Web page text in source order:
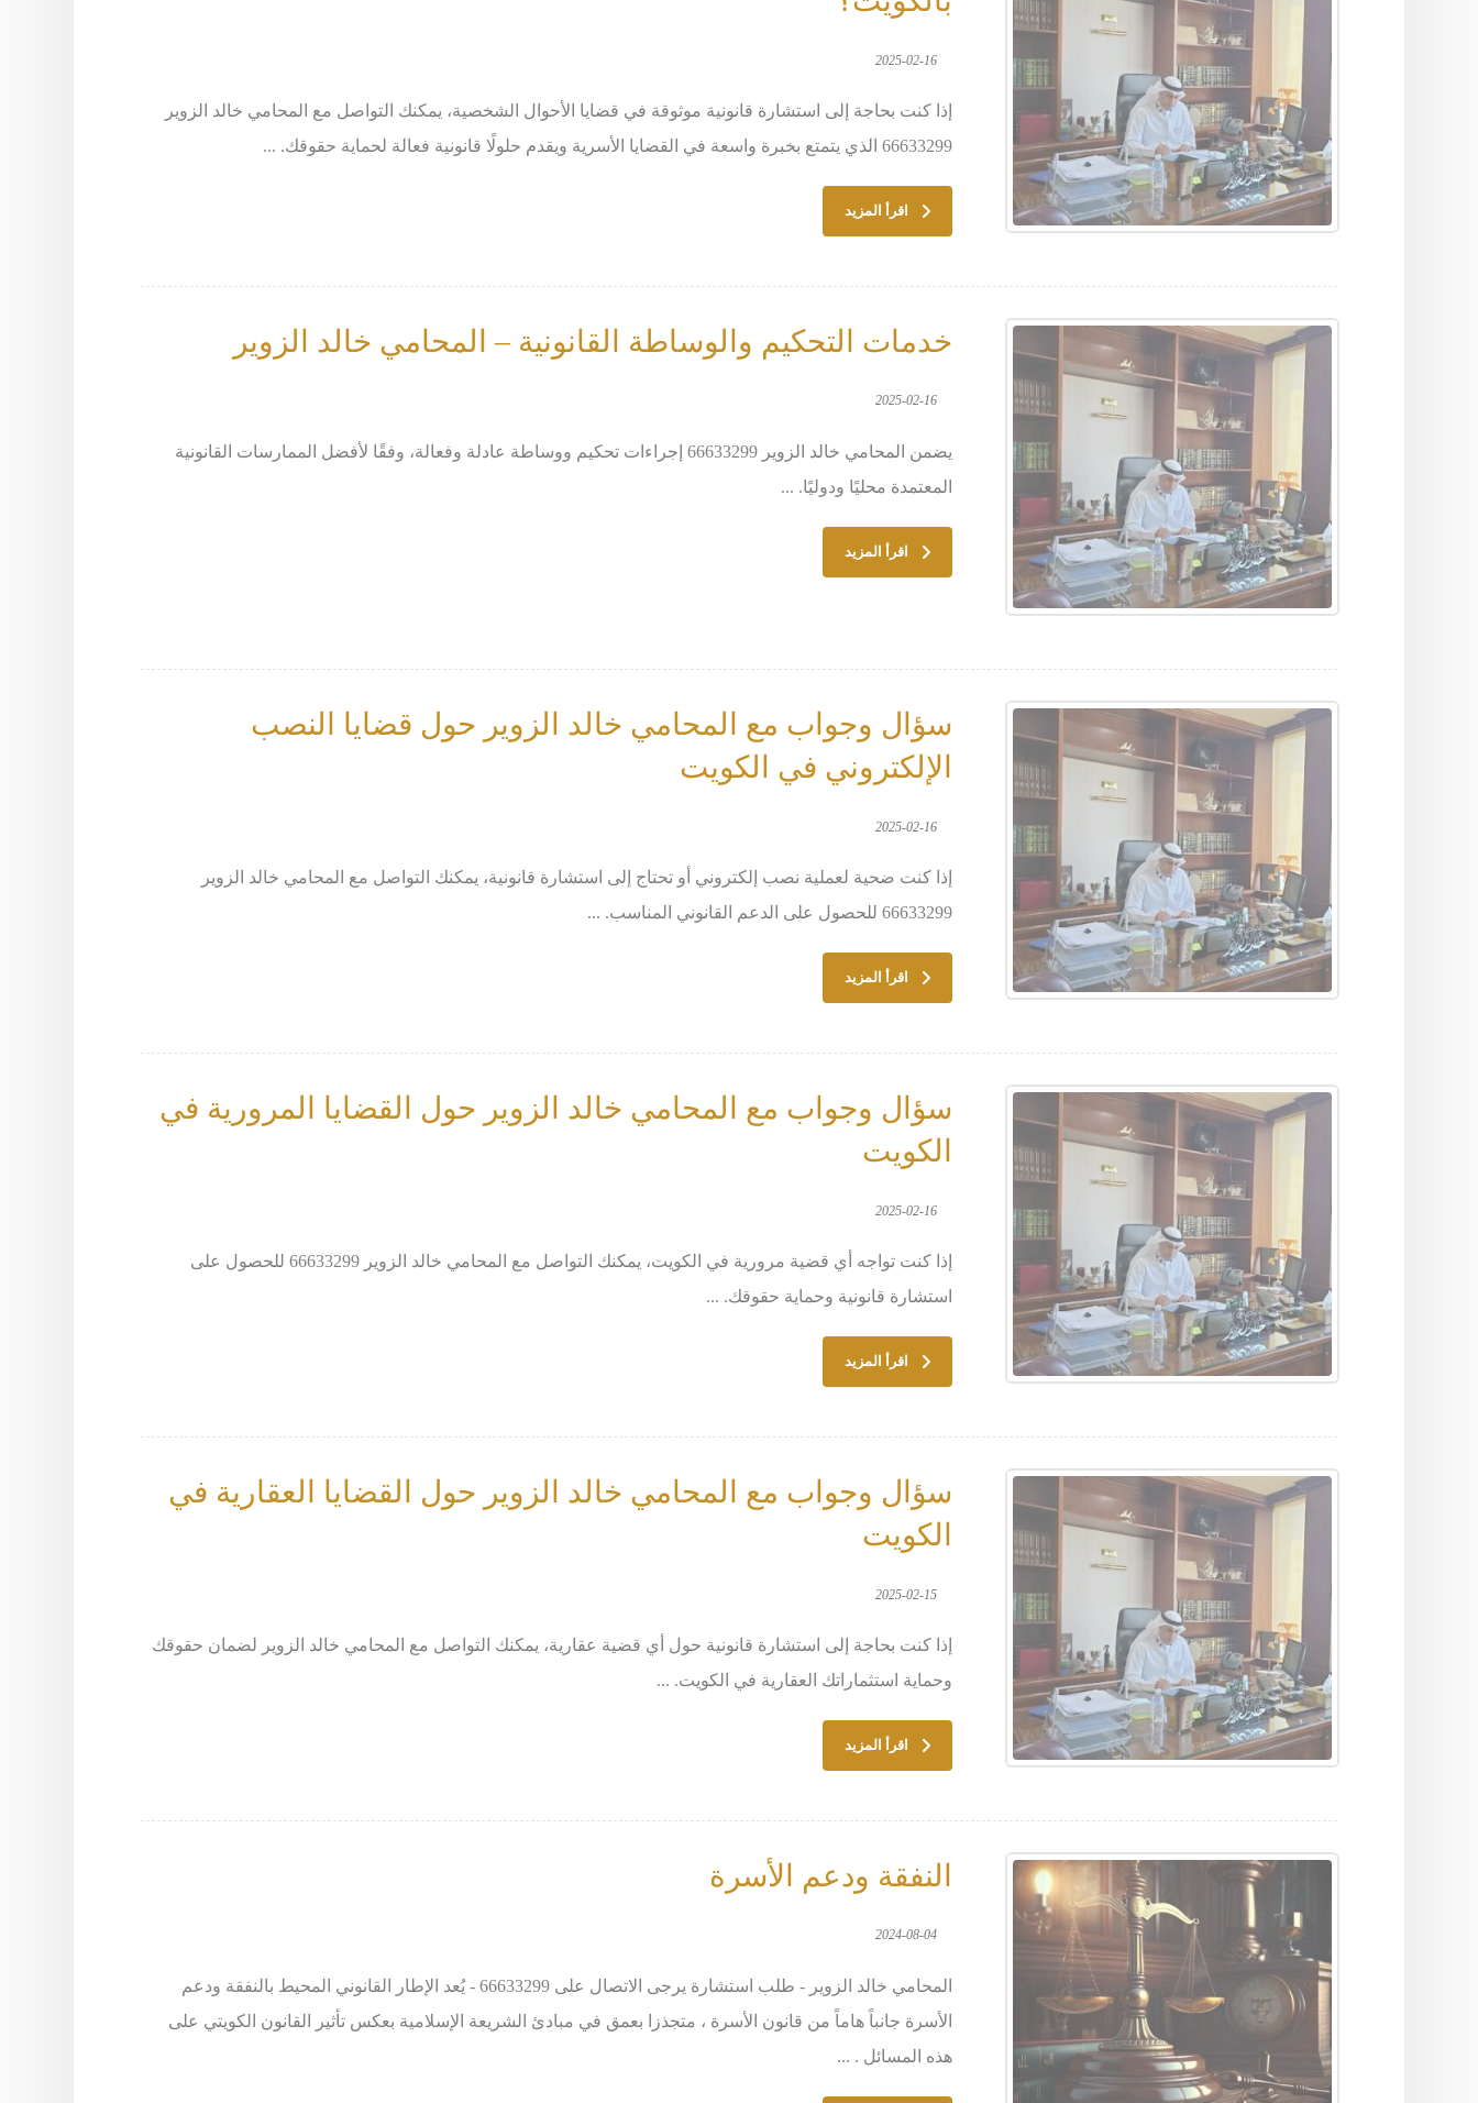
2025-02-16
إذا كنت بحاجة إلى استشارة قانونية موثوقة في قضايا الأحوال الشخصية، يمكنك التواصل مع المحامي خالد الزوير
66633299 الذي يتمتع بخبرة واسعة في القضايا الأسرية ويقدم حلولًا قانونية فعالة لحماية حقوقك. ...
اقرأ المزيد
خدمات التحكيم والوساطة القانونية – المحامي خالد الزوير
2025-02-16
يضمن المحامي خالد الزوير 66633299 إجراءات تحكيم ووساطة عادلة وفعالة، وفقًا لأفضل الممارسات القانونية
المعتمدة محليًا ودوليًا. ...
اقرأ المزيد
سؤال وجواب مع المحامي خالد الزوير حول قضايا النصب
الإلكتروني في الكويت
2025-02-16
إذا كنت ضحية لعملية نصب إلكتروني أو تحتاج إلى استشارة قانونية، يمكنك التواصل مع المحامي خالد الزوير
66633299 للحصول على الدعم القانوني المناسب. ...
اقرأ المزيد
سؤال وجواب مع المحامي خالد الزوير حول القضايا المرورية في
الكويت
2025-02-16
إذا كنت تواجه أي قضية مرورية في الكويت، يمكنك التواصل مع المحامي خالد الزوير 66633299 للحصول على
استشارة قانونية وحماية حقوقك. ...
اقرأ المزيد
سؤال وجواب مع المحامي خالد الزوير حول القضايا العقارية في
الكويت
2025-02-15
إذا كنت بحاجة إلى استشارة قانونية حول أي قضية عقارية، يمكنك التواصل مع المحامي خالد الزوير لضمان حقوقك
وحماية استثماراتك العقارية في الكويت. ...
اقرأ المزيد
النفقة ودعم الأسرة
2024-08-04
المحامي خالد الزوير - طلب استشارة يرجى الاتصال على 66633299 - يُعد الإطار القانوني المحيط بالنفقة ودعم
الأسرة جانباً هاماً من قانون الأسرة ، متجذزا بعمق في مبادئ الشريعة الإسلامية بعكس تأثير القانون الكويتي على
هذه المسائل . ...